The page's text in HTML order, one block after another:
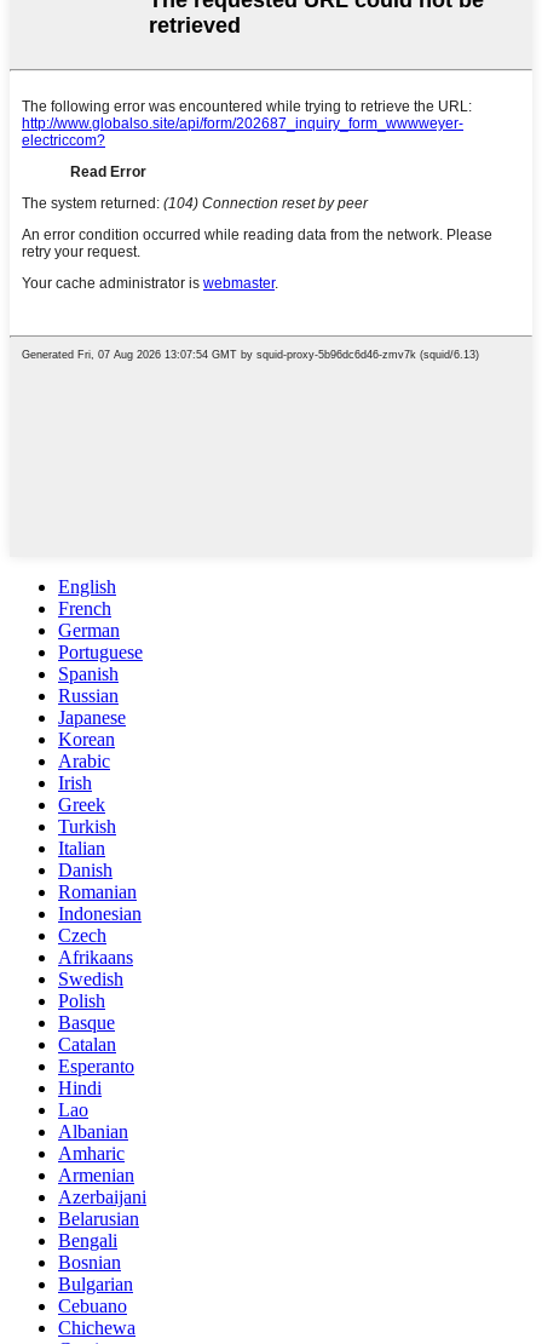
English
French
German
Portuguese
Spanish
Russian
Japanese
Korean
Arabic
Irish
Greek
Turkish
Italian
Danish
Romanian
Indonesian
Czech
Afrikaans
Swedish
Polish
Basque
Catalan
Esperanto
Hindi
Lao
Albanian
Amharic
Armenian
Azerbaijani
Belarusian
Bengali
Bosnian
Bulgarian
Cebuano
Chichewa